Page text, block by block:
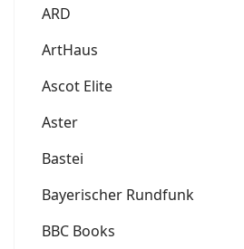
ARD
ArtHaus
Ascot Elite
Aster
Bastei
Bayerischer Rundfunk
BBC Books